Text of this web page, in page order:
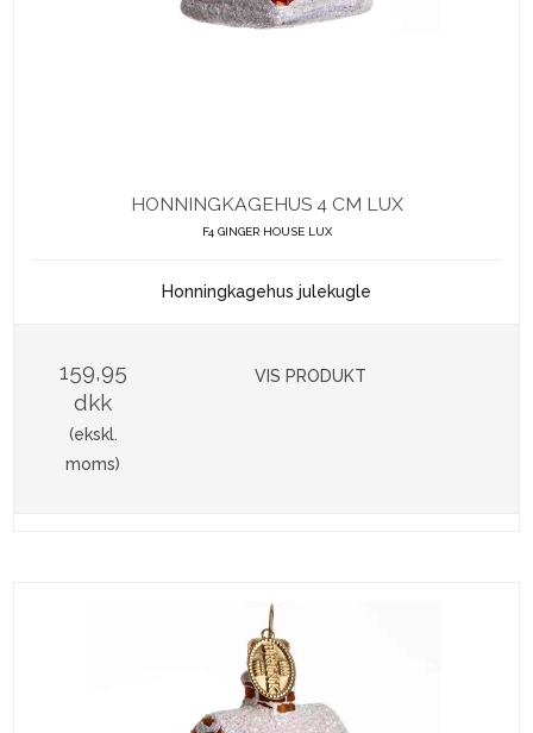
HONNINGKAGEHUS 4 CM LUX
F4 GINGER HOUSE LUX
Honningkagehus julekugle
159,95
dkk
(ekskl.
moms)
VIS PRODUKT